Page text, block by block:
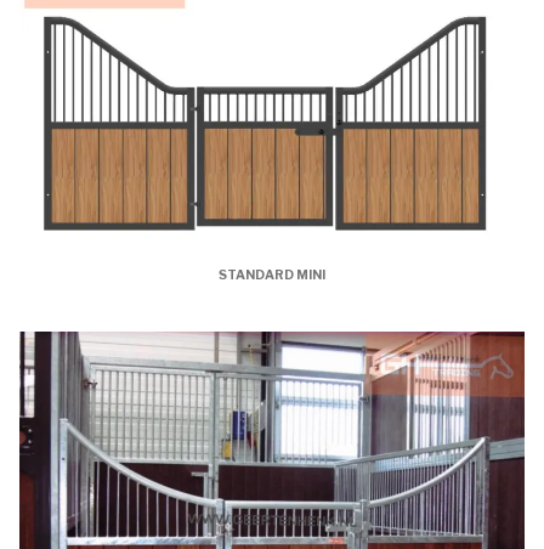
STANDARD MINI